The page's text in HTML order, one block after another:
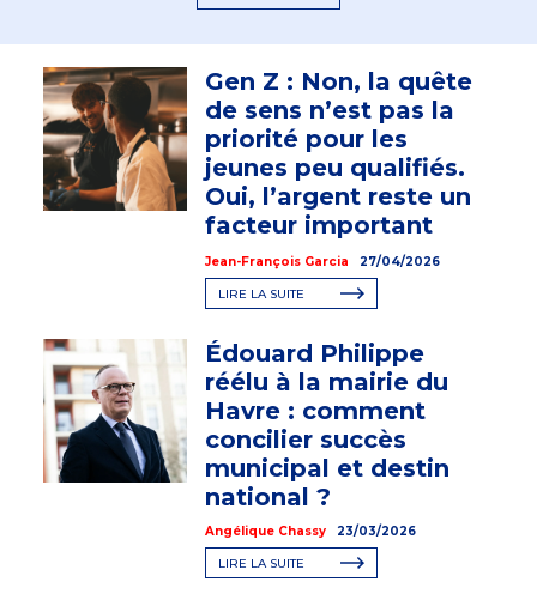
Gen Z : Non, la quête
de sens n’est pas la
priorité pour les
jeunes peu qualifiés.
Oui, l’argent reste un
facteur important
Jean-François Garcia 27/04/2026
LIRE LA SUITE
Édouard Philippe
réélu à la mairie du
Havre : comment
concilier succès
municipal et destin
national ?
Angélique Chassy 23/03/2026
LIRE LA SUITE